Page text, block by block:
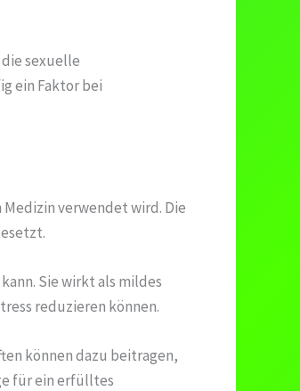
sexuelle
ein Faktor bei
verwendet wird. Die
Sie wirkt als mildes
reduzieren können.
können dazu beitragen,
für ein erfülltes